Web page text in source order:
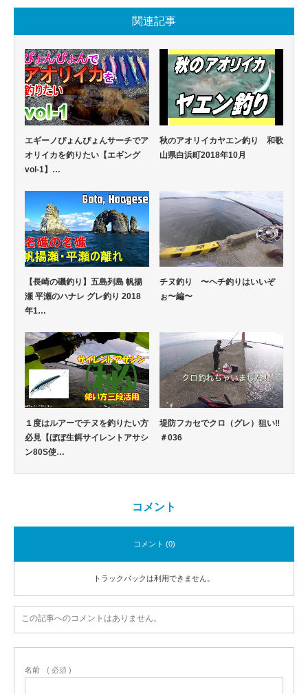
関連記事
エギーノぴょんぴょんサーチでア
オリイカを釣りたい【エギング
vol-1】…
秋のアオリイカヤエン釣り 和歌
山県白浜町2018年10月
【長崎の磯釣り】五島列島 帆揚
瀬 平瀬のハナレ グレ釣り 2018
年1…
チヌ釣り 〜ヘチ釣りはいいぞ
ぉ〜編〜
１度はルアーでチヌを釣りたい方
必見【ぼぼ生餌サイレントアサシ
ン80S使…
堤防フカセでクロ（グレ）狙い‼️
＃036
コメント
コメント (0)
トラックバックは利用できません。
この記事へのコメントはありません。
名前 ( 必須 )